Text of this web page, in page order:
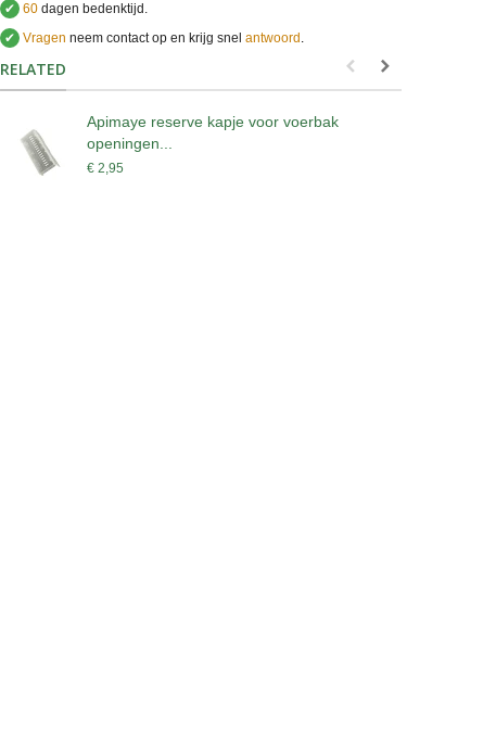
✔ 60dagen bedenktijd.
✔ Vragen neem contact op en krijg snel antwoord ..
RELATED
Apimaye reserve kapje voor voerbak
openingen...
€ 2,95